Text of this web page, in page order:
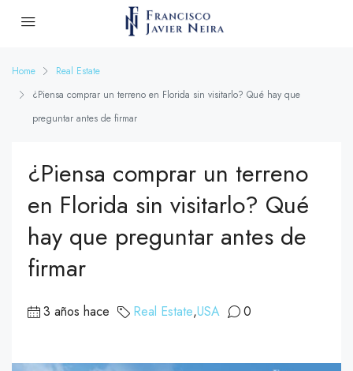
Home
Real Estate
¿Piensa comprar un terreno en Florida sin visitarlo? Qué hay que
preguntar antes de firmar
¿Piensa comprar un terreno
en Florida sin visitarlo? Qué
hay que preguntar antes de
firmar
3 años hace Real Estate,USA 0